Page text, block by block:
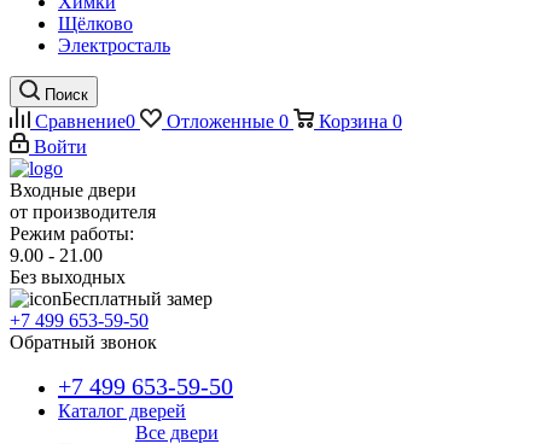
Щёлково
Электросталь
Поиск
Сравнение0 Отложенные 0 Корзина 0
Войти
Входные двери
от производителя
Режим работы:
9.00 - 21.00
Без выходных
Бесплатный замер
+7 499 653-59-50
Обратный звонок
+7 499 653-59-50
Каталог дверей
Все двери